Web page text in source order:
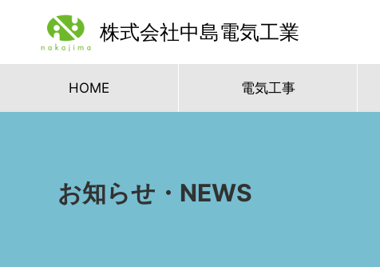
株式会社中島電気工業
HOME 電気工事
お知らせ・NEWS